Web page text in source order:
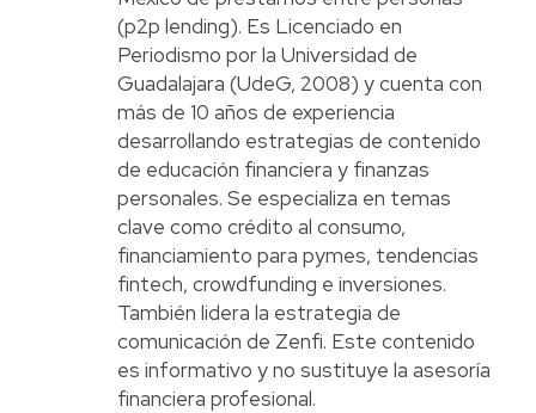
(p2p lending). Es Licenciado en
Periodismo por la Universidad de
Guadalajara (UdeG, 2008) y cuenta con
más de 10 años de experiencia
desarrollando estrategias de contenido
de educación financiera y finanzas
personales. Se especializa en temas
clave como crédito al consumo,
financiamiento para pymes, tendencias
fintech, crowdfunding e inversiones.
También lidera la estrategia de
comunicación de Zenfi. Este contenido
es informativo y no sustituye la asesoría
financiera profesional.